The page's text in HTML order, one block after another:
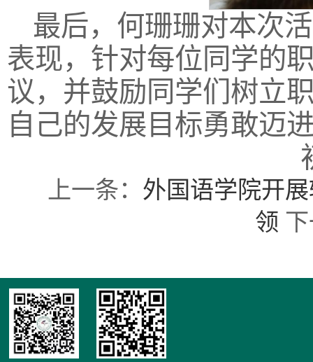
最后，何珊珊对本次
表现，针对每位同学的
议，并鼓励同学们树立
自己的发展目标勇敢迈
上一条： 外国语学院开
领